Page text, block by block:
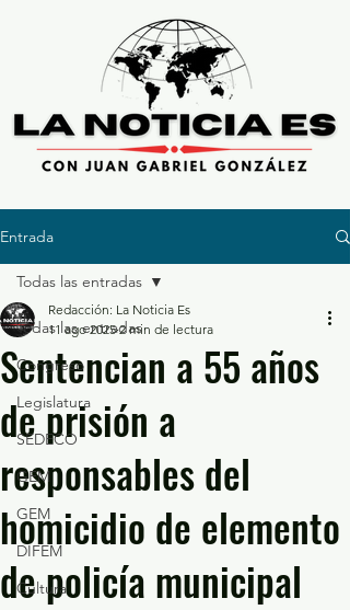
Entrada
Todas las entradas
Congreso
Legislatura
SEDECO
GEM
GEM
DIFEM
Cultura
Todas las entradas
Sentencian a 55 años
de prisión a
responsables del
homicidio de elemento
de policía municipal
Redacción: La Noticia Es
11 ago 2025 2 min de lectura